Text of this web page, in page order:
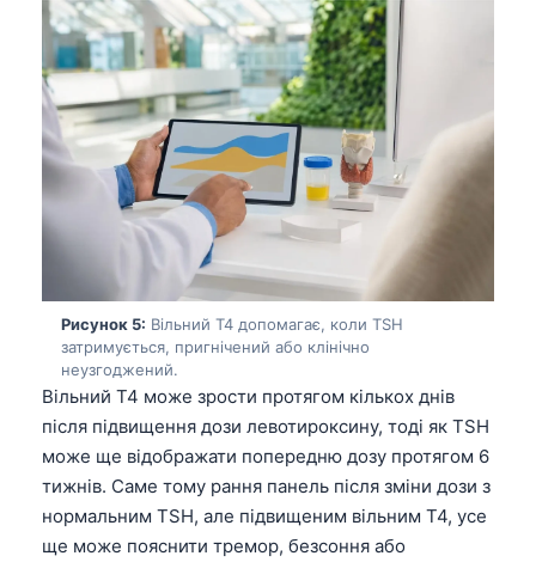
Рисунок 5: Вільний T4 допомагає, коли TSH
затримується, пригнічений або клінічно
неузгоджений.
Вільний T4 може зрости протягом кількох днів
після підвищення дози левотироксину, тоді як TSH
може ще відображати попередню дозу протягом 6
тижнів. Саме тому рання панель після зміни дози з
нормальним TSH, але підвищеним вільним T4, усе
ще може пояснити тремор, безсоння або
Македонски јазик
Euskara
Gàidhlig
Occitan
العربية المغربية
Afrikaans
Монгол
ພາສາລາວ
Basa Jawa
Cebuano
ئۇيغۇرچە
Кыргызча
Татар теле
Беларуская мова